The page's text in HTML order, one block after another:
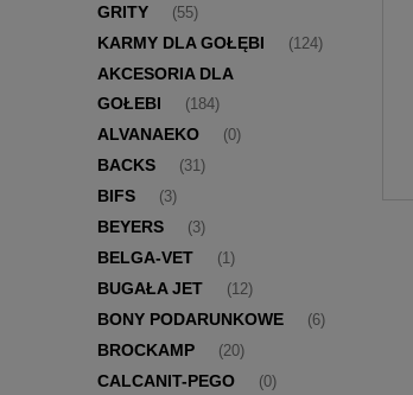
GRITY (55)
KARMY DLA GOŁĘBI (124)
AKCESORIA DLA
GOŁEBI
(184)
ALVANAEKO (0)
BACKS (31)
BIFS (3)
BEYERS (3)
BELGA-VET (1)
BUGAŁA JET (12)
BONY PODARUNKOWE (6)
BROCKAMP (20)
CALCANIT-PEGO (0)